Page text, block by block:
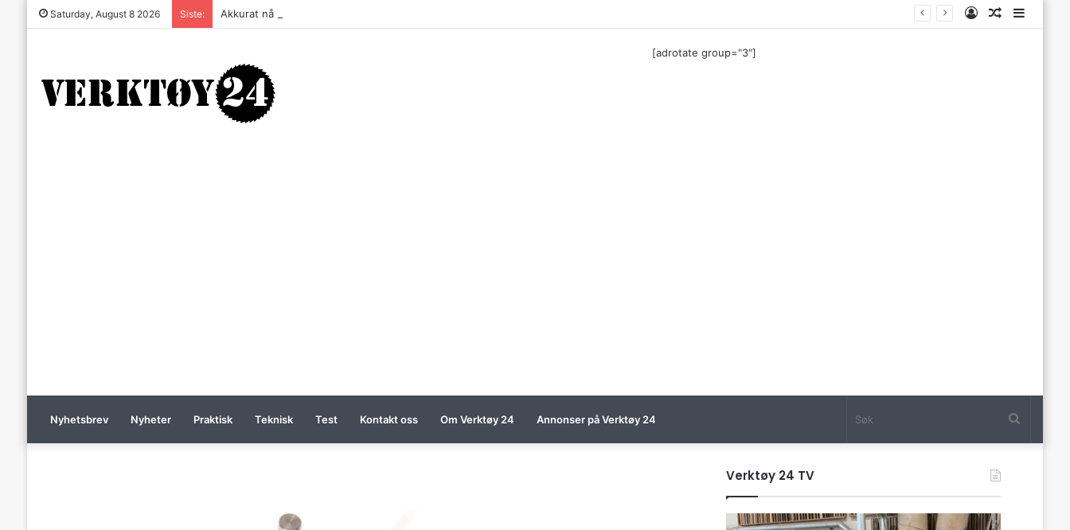
Saturday, August 8 2026 Siste: Akkurat nå er batteri-bordsaga til Festool billigere Sidebar
Tilfeldig
Log
[adrotate group="3"]
Nyhetsbrev Nyheter Praktisk Teknisk Test Kontakt oss Om Verktøy 24 Annonser på Verktøy 24
Verktøy 24 TV